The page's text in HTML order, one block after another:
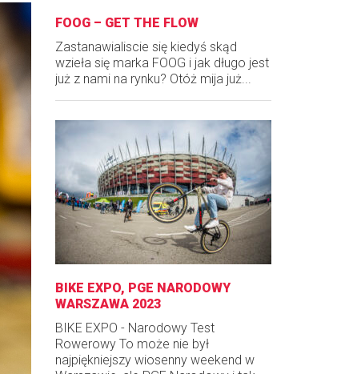
FOOG – GET THE FLOW
Zastanawialiscie się kiedyś skąd
wzieła się marka FOOG i jak długo jest
już z nami na rynku? Otóż mija już...
BIKE EXPO, PGE NARODOWY
WARSZAWA 2023
BIKE EXPO - Narodowy Test
Rowerowy To może nie był
najpiękniejszy wiosenny weekend w